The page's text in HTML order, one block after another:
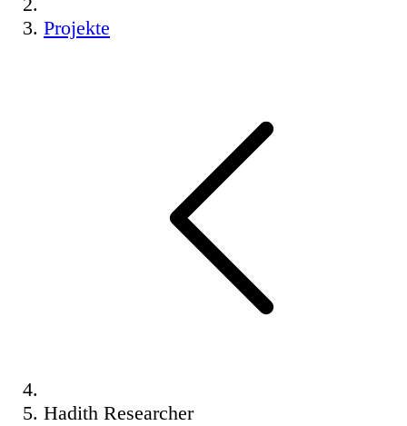
Projekte
Hadith Researcher